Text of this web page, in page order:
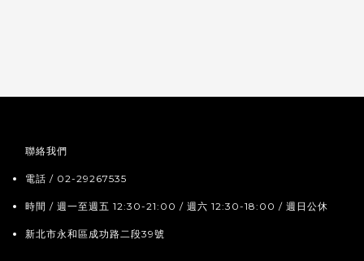
聯絡我們
電話 / 02-29267535
時間 / 週一至週五 12:30-21:00 / 週六 12:30-18:00 / 週日公休
新北市永和區成功路二段39號